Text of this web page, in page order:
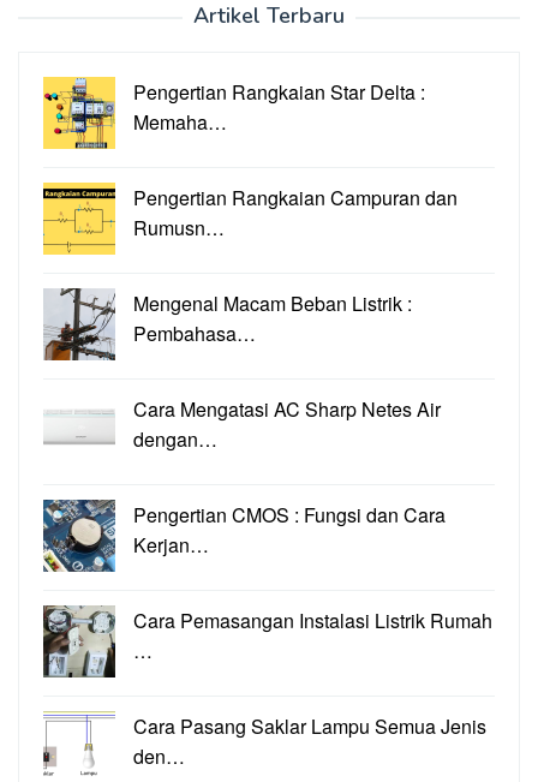
Artikel Terbaru
Pengertian Rangkaian Star Delta :
Memaha…
Pengertian Rangkaian Campuran dan
Rumusn…
Mengenal Macam Beban Listrik :
Pembahasa…
Cara Mengatasi AC Sharp Netes Air
dengan…
Pengertian CMOS : Fungsi dan Cara
Kerjan…
Cara Pemasangan Instalasi Listrik Rumah
…
Cara Pasang Saklar Lampu Semua Jenis
den…